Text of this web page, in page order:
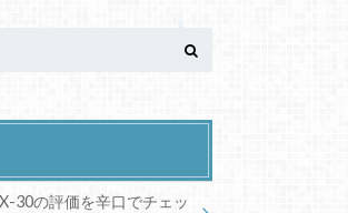
30の評価を辛口でチェッ